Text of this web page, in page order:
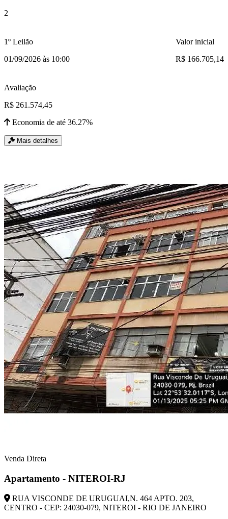
2
1º Leilão
01/09/2026 às 10:00
Valor inicial
R$ 166.705,14
Avaliação
R$ 261.574,45
Economia de até 36.27%
Mais detalhes
Venda Direta
Apartamento - NITEROI-RJ
RUA VISCONDE DE URUGUAI,N. 464 APTO. 203,
CENTRO - CEP: 24030-079, NITEROI - RIO DE JANEIRO